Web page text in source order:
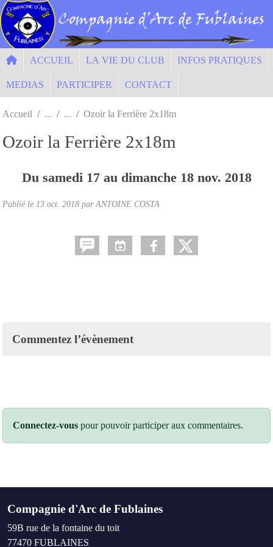
ACCUEIL LA VIE DU CLUB INFOS PRATIQUES
MEDIAS PARTICIPER CONTACT
Accueil Ozoir la Ferrière 2x18m
Ozoir la Ferrière 2x18m
Du samedi 17au dimanche 18 nov. 2018
Publié le 13 oct. 2018 par ANTOINE COSTA
Commentez l’évènement
Connectez-vous pour pouvoir participer aux commentaires.
Compagnie d'Arc de Fublaines
59B rue de la fontaine du toit
77470 FUBLAINES
Panneau de gestion des cookies